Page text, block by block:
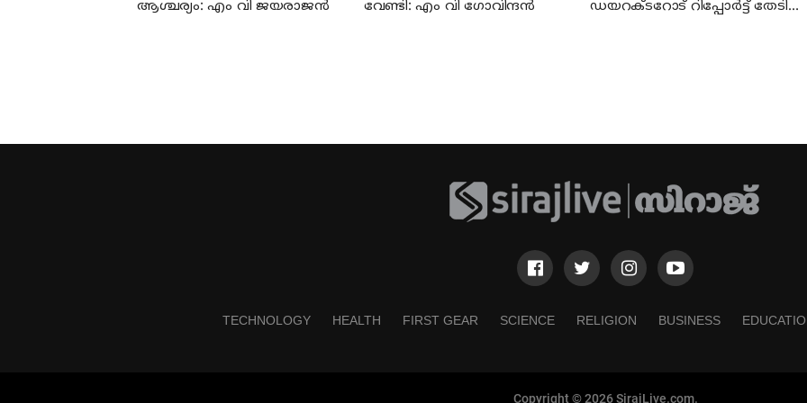
ആശ്ചര്യം: എം വി ജയരാജന്‍
വേണ്ടി: എം വി ഗോവിന്ദന്‍
ഡയറക്ടറോട് റിപ്പോര്‍ട്ട് തേടി
TECHNOLOGY HEALTH FIRST GEAR SCIENCE RELIGION BUSINESS
Copyright © 2026 SirajLive.com.